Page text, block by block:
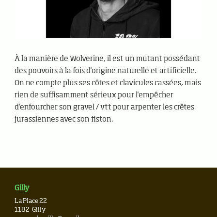
À la manière de Wolverine, il est un mutant possédant
des pouvoirs à la fois d'origine naturelle et artificielle.
On ne compte plus ses côtes et clavicules cassées, mais
rien de suffisamment sérieux pour l'empêcher
d'enfourcher son gravel / vtt pour arpenter les crêtes
jurassiennes avec son fiston.
Gilly
La Place 22
1182 Gilly